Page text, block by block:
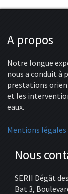
A propos
Notre longue
nous a conduit à
prestations
et les
eaux.
Mentions légales
Nous
SERII Dégât
Bat 3,